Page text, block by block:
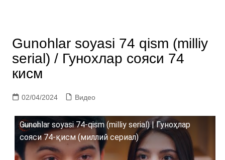
Gunohlar soyasi 74 qism (milliy
serial) / Гунохлар сояси 74
кисм
02/04/2024 Видео
Gunohlar soyasi 74-qism (milliy serial) | Гуноҳлар
сояси 74-қисм (миллий сериал)